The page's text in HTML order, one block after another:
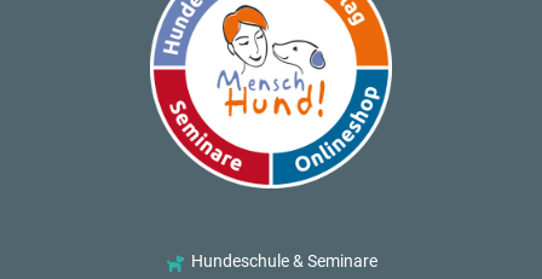
Hundeschule & Seminare